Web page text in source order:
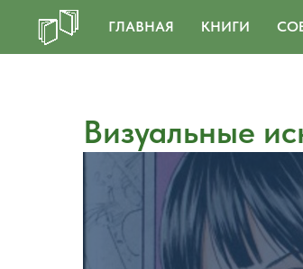
ГЛАВНАЯ КНИГИ
Визуальные